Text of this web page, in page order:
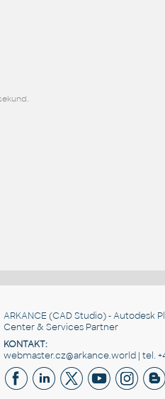
ARKANCE (CAD Studio) - Autodesk
Center & Services Partner
KONTAKT:
webmaster.cz@arkance.world | tel.